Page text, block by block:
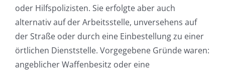
oder Hilfspolizisten. Sie erfolgte aber auch
alternativ auf der Arbeitsstelle, unversehens auf
der Straße oder durch eine Einbestellung zu einer
örtlichen Dienststelle. Vorgegebene Gründe waren:
angeblicher Waffenbesitz oder eine